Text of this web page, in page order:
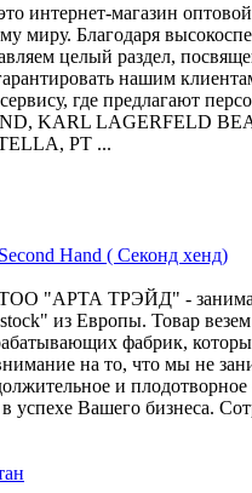
интернет-магазин
миру. Благодаря
целый раздел,
нашим
где предлагают
KARL LAGERFELD
PT ...
Hand ( Секонд хенд)
"АРТА ТРЭЙД" -
из Европы. Товар
фабрик,
на то, что мы не
и
в успехе Вашего бизнеса.